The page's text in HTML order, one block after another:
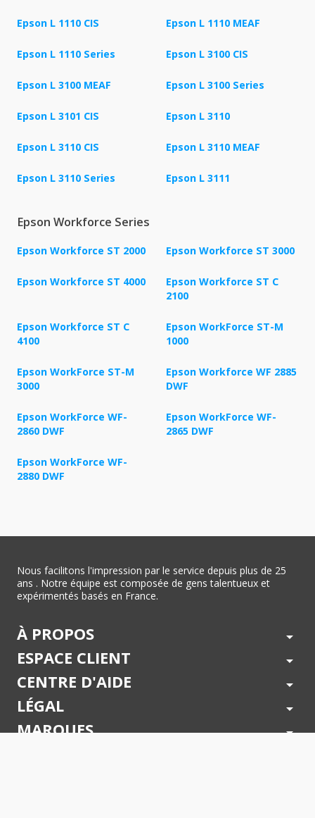
Epson L 1110 CIS Epson L 1110 MEAF
Epson L 1110 Series Epson L 3100 CIS
Epson L 3100 MEAF Epson L 3100 Series
Epson L 3101 CIS Epson L 3110
Epson L 3110 CIS Epson L 3110 MEAF
Epson L 3110 Series Epson L 3111
Epson Workforce Series
Epson Workforce ST 2000 Epson Workforce ST 3000
Epson Workforce ST 4000
Epson Workforce ST C
2100
Epson Workforce ST C
4100
Epson WorkForce ST-M
1000
Epson WorkForce ST-M
3000
Epson Workforce WF 2885
DWF
Epson WorkForce WF-
2860 DWF
Epson WorkForce WF-
2865 DWF
Epson WorkForce WF-
2880 DWF
Nous facilitons l'impression par le service depuis plus de 25
ans . Notre équipe est composée de gens talentueux et
expérimentés basés en France.
À PROPOS arrow_drop_down
ESPACE CLIENT arrow_drop_down
CENTRE D'AIDE arrow_drop_down
LÉGAL arrow_drop_down
MARQUES arrow_drop_down